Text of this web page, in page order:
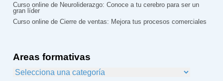
Curso online de Neuroliderazgo: Conoce a tu cerebro para ser un
gran líder
Curso online de Cierre de ventas: Mejora tus procesos comerciales
Areas formativas